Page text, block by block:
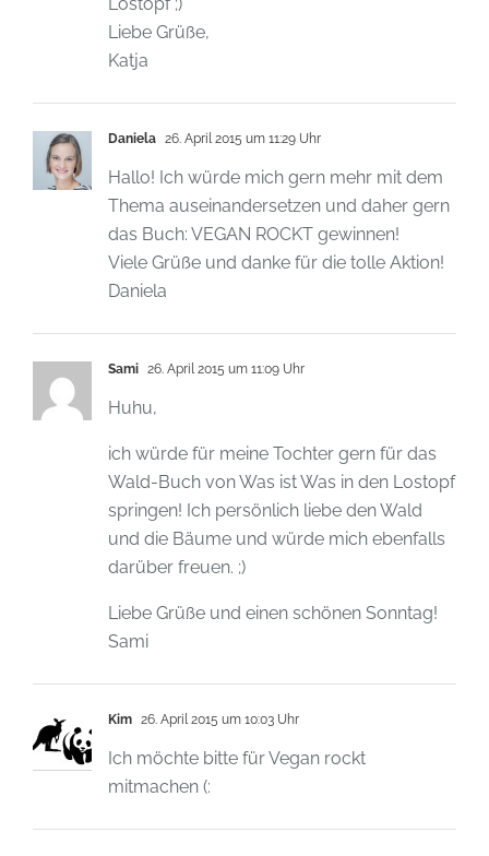
Lostopf ;)
Liebe Grüße,
Katja
Daniela 26. April 2015 um 11:29 Uhr
Hallo! Ich würde mich gern mehr mit dem
Thema auseinandersetzen und daher gern
das Buch: VEGAN ROCKT gewinnen!
Viele Grüße und danke für die tolle Aktion!
Daniela
Sami 26. April 2015 um 11:09 Uhr
Huhu,
ich würde für meine Tochter gern für das
Wald-Buch von Was ist Was in den Lostopf
springen! Ich persönlich liebe den Wald
und die Bäume und würde mich ebenfalls
darüber freuen. ;)
Liebe Grüße und einen schönen Sonntag!
Sami
Kim 26. April 2015 um 10:03 Uhr
Ich möchte bitte für Vegan rockt
mitmachen (: